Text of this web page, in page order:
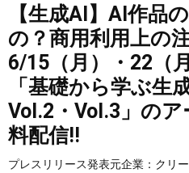
【生成AI】AI作品
の？商用利用上の
6/15（月）・22（
「基礎から学ぶ生
Vol.2・Vol.3」の
料配信!!
プレスリリース発表元企業： クリ